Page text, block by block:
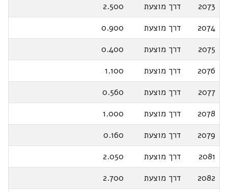
2073
דרך מוצעת
2.500
2074
דרך מוצעת
0.900
2075
דרך מוצעת
0.400
2076
דרך מוצעת
1.100
2077
דרך מוצעת
0.560
2078
דרך מוצעת
1.000
2079
דרך מוצעת
0.160
2081
דרך מוצעת
2.050
2082
דרך מוצעת
2.700